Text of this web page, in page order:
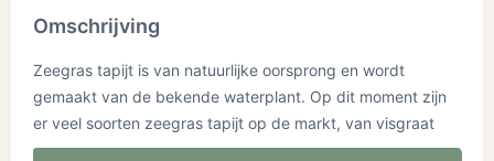
Omschrijving
Zeegras tapijt is van natuurlijke oorsprong en wordt
gemaakt van de bekende waterplant. Op dit moment zijn
er veel soorten zeegras tapijt op de markt, van visgraat
motieven tot andere geweven tapijten.